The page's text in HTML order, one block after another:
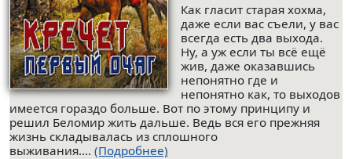
Как гласит старая хохма,
даже если вас съели, у вас
всегда есть два выхода.
Ну, а уж если ты всё ещё
жив, даже оказавшись
непонятно где и
непонятно как, то выходов
имеется гораздо больше. Вот по этому принципу и
решил Беломир жить дальше. Ведь вся его прежняя
жизнь складывалась из сплошного
выживания.... (Подробнее)